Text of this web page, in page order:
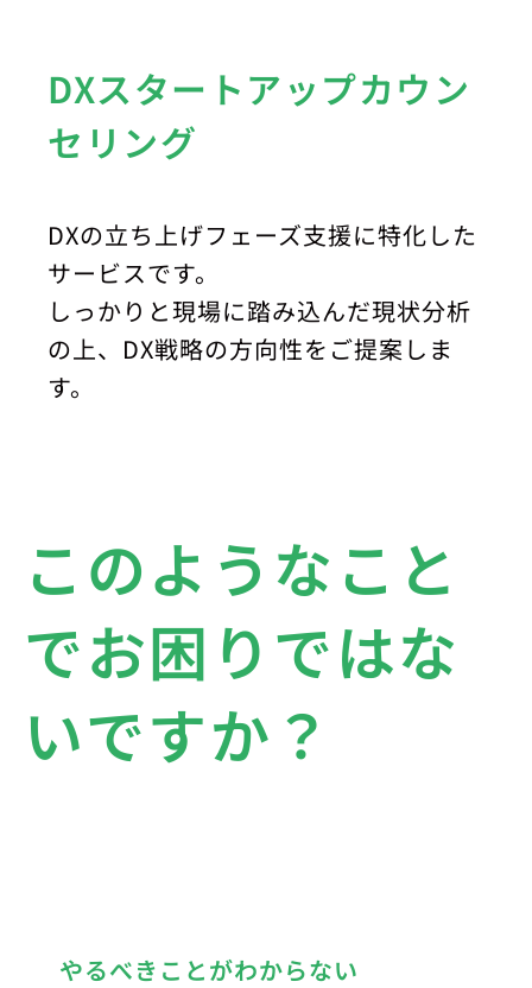
DXスタートアップカウン
セリング
DXの立ち上げフェーズ支援に特化した
サービスです。
しっかりと現場に踏み込んだ現状分析
の上、DX戦略の方向性をご提案しま
す。
このようなこと
でお困りではな
いですか？
やるべきことがわからない